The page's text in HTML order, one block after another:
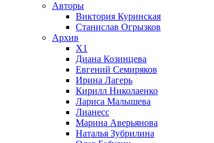
Авторы
Виктория Куринская
Станислав Огрызков
Архив
X1
Диана Козинцева
Евгений Семиряков
Ирина Лагерь
Кирилл Николаенко
Лариса Малышева
Лианесс
Марина Аверьянова
Наталья Зубрилина